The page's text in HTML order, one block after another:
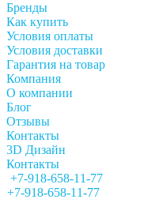
Бренды
Как купить
Условия оплаты
Условия доставки
Гарантия на товар
Компания
О компании
Блог
Отзывы
Контакты
3D Дизайн
Контакты
+7-918-658-11-77
+7-918-658-11-77